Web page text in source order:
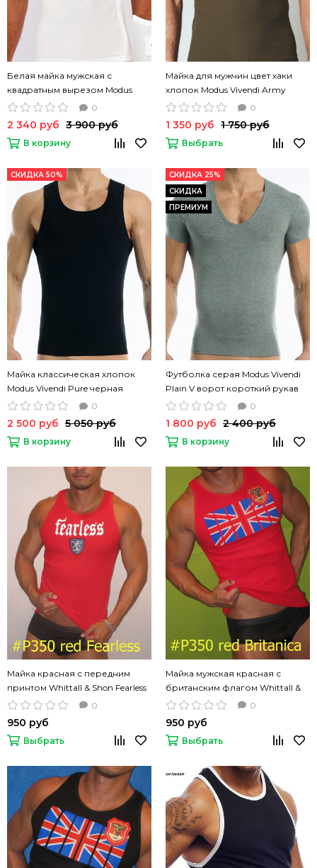
Белая майка мужская с
квадратным вырезом Modus
Vivendi Plain хлопок0
2 340 руб 3 900 руб
В корзину
Майка для мужчин цвет хаки
хлопок Modus Vivendi Army
tanktop
0
1 350 руб 1 750 руб
Выбрать
СКИДКА 50%
Майка классическая хлопок
Modus Vivendi Pure черная
0
2 500 руб 5 050 руб
В корзину
СКИДКА 25%
СКИДКА
ПРЕМИУМ
Футболка серая Modus Vivendi
Plain V ворот короткий рукав
0
1 800 руб 2 400 руб
В корзину
Майка красная с передним
принтом Whittall & Shon Fearless
0
950 руб
Выбрать
Майка мужская красная с
британским флагом Whittall &
Shon Britanica
0
950 руб
Выбрать